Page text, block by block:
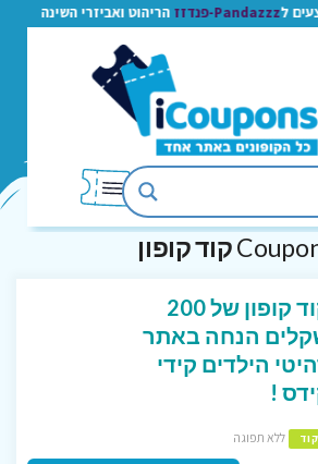
ל Pandazzz-פנדזז הריהוט ואביזרי השינה
קוד קופון של 200
הנחה באתר
הילדים קידי
!
קוד ללא תפוגה